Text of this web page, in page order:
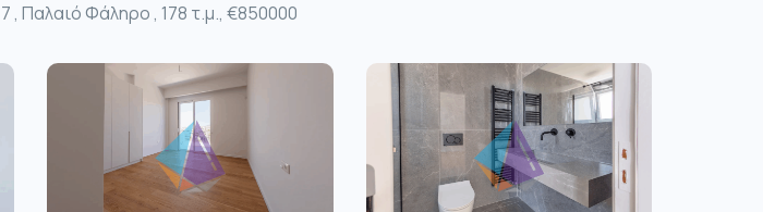
, Παλαιό Φάληρο , 178 τ.μ., €850000